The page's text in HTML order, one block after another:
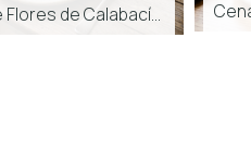
Tortilla de Flores de Calabacín: Re...